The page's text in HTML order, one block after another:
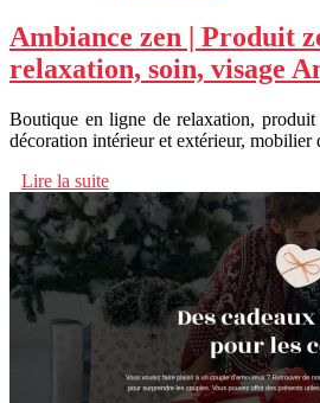
Ambiance zen | Produit
relaxation, soin, visage
Boutique en ligne de relaxation,
décoration intérieur et extérieur, mobilier
Lire la suite